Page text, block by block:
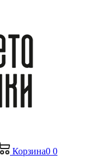
Корзина0 0